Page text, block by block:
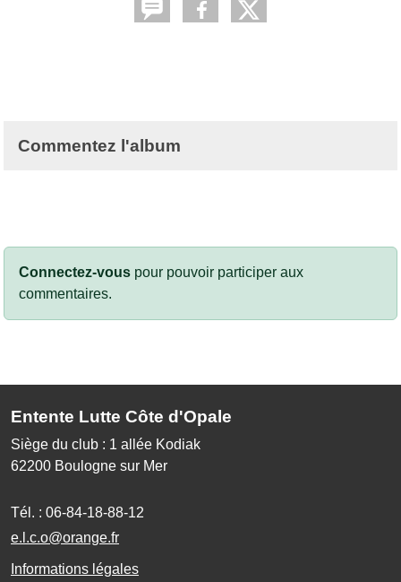
Commentez l'album
Connectez-vous pour pouvoir participer aux
commentaires.
Entente Lutte Côte d'Opale
Siège du club : 1 allée Kodiak
62200 Boulogne sur Mer
Tél. : 06-84-18-88-12
e.l.c.o@orange.fr
Informations légales